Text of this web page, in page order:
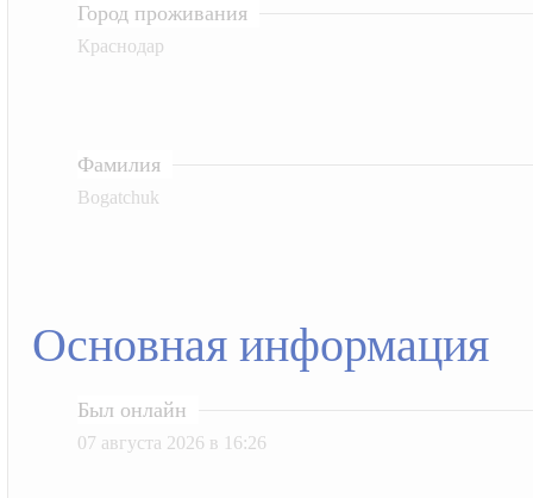
Город проживания
Краснодар
Фамилия
Bogatchuk
Основная информация
Был онлайн
07 августа 2026 в 16:26